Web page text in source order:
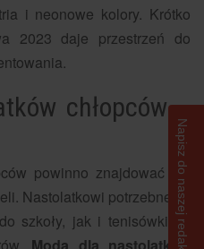
i neonowe kolory. Krótko
2023 daje przestrzeń do
chłopców –
powinno znajdować się
Nastolatkowi potrzebne są
szkoły, jak i tenisówki do
Napisz do naszej redakcji!